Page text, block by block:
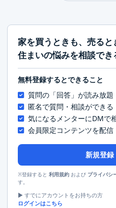
家を買うときも、売ると
住まいの悩みを相談で
無料登録するとできること
質問の「回答」が読み放題
匿名で質問・相談ができる
気になるメンターにDMで
会員限定コンテンツを配信
新規登録
※登録すると 利用規約 および プライバシ
す。
▶︎ すでにアカウントをお持ちの方
ログインはこちら